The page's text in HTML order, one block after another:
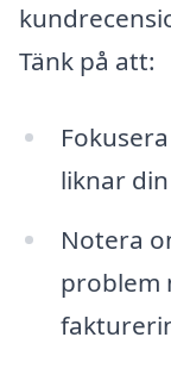
Tänk på att:
liknar
Notera
problem